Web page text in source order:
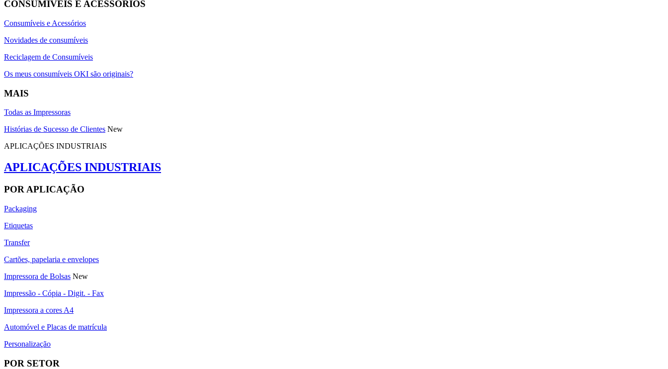
CONSUMÍVEIS E ACESSÓRIOS
Consumíveis e Acessórios
Novidades de consumíveis
Reciclagem de Consumíveis
Os meus consumíveis OKI são originais?
MAIS
Todas as Impressoras
Histórias de Sucesso de Clientes New
APLICAÇÕES INDUSTRIAIS
APLICAÇÕES INDUSTRIAIS
POR APLICAÇÃO
Packaging
Etiquetas
Transfer
Cartões, papelaria e envelopes
Impressora de Bolsas New
Impressão - Cópia - Digit. - Fax
Impressora a cores A4
Automóvel e Placas de matrícula
Personalização
POR SETOR